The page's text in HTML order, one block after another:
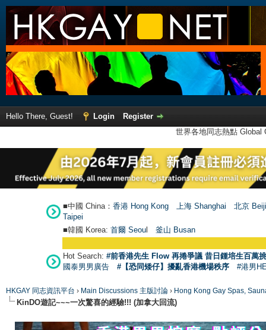
Hello There, Guest! Login
Register
世界各地同志熱點
■中國 China： 香港 Hong Kong 上海 Shanghai
北京
Taipei
■韓國 Korea: 首爾 Seoul 釜山 Busan
Hot Search: #前香港先生 Flow 再捲爭議 昔日鍾培生百萬
國泰男男廣告
#【恐同矮仔】擾亂香港機場秩序 #港男
HKGAY 同志資訊平台 › Main Discussions 主版討論 › Hong Kong Gay Spas,
KinDO遊記~~~一次驚喜的經驗!!! (加拿大回流)